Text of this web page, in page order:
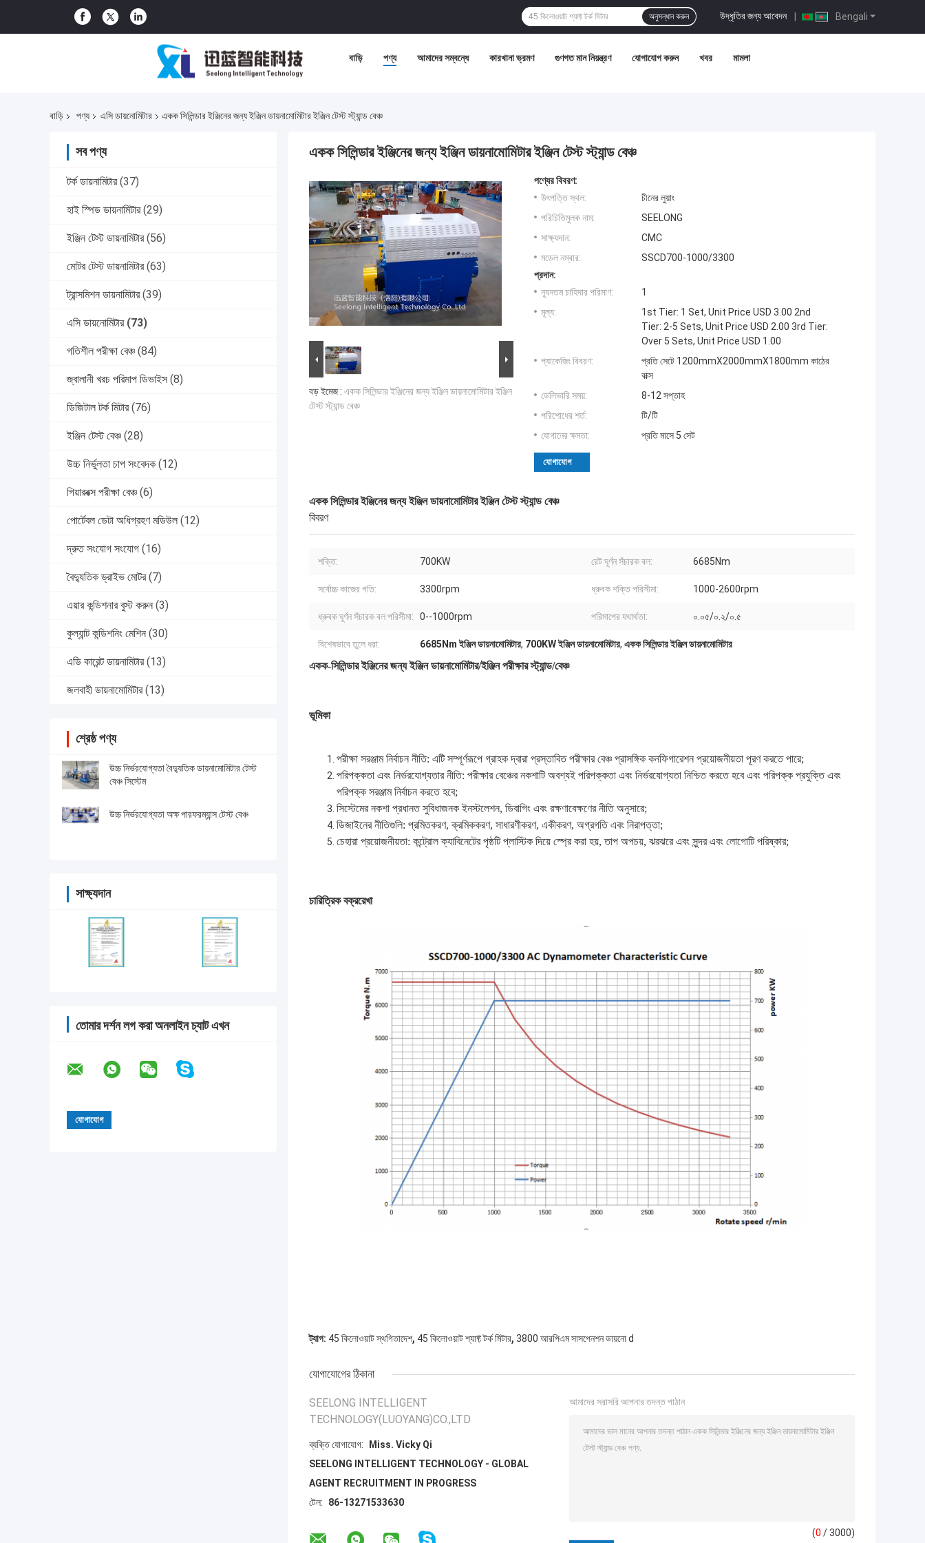
Bengali
উদ্ধৃতির জন্য আবেদন |
অনুসন্ধান করুন
বাড়ি পণ্য আমাদের সম্বন্ধে কারখানা ভ্রমণ গুণগত মান নিয়ন্ত্রণ যোগাযোগ করুন খবর মামলা
বাড়ি পণ্য এসি ডায়নোমিটার একক সিলিন্ডার ইঞ্জিনের জন্য ইঞ্জিন ডায়নামোমিটার ইঞ্জিন টেস্ট স্ট্যান্ড বেঞ্চ
সব পণ্য
টর্ক ডায়নামিটার (37)
হাই স্পিড ডায়নামিটার (29)
ইঞ্জিন টেস্ট ডায়নামিটার (56)
মোটর টেস্ট ডায়নামিটার (63)
ট্রান্সমিশন ডায়নামিটার (39)
এসি ডায়নোমিটার (73)
গতিশীল পরীক্ষা বেঞ্চ (84)
জ্বালানী খরচ পরিমাপ ডিভাইস (8)
ডিজিটাল টর্ক মিটার (76)
ইঞ্জিন টেস্ট বেঞ্চ (28)
উচ্চ নির্ভুলতা চাপ সংবেদক (12)
গিয়ারবক্স পরীক্ষা বেঞ্চ (6)
পোর্টেবল ডেটা অধিগ্রহণ মডিউল (12)
দ্রুত সংযোগ সংযোগ (16)
বৈদ্যুতিক ড্রাইভ মোটর (7)
এয়ার কন্ডিশনার বুস্ট করুন (3)
কুল্যান্ট কন্ডিশনিং মেশিন (30)
এডি কারেন্ট ডায়নামিটার (13)
জলবাহী ডায়নামোমিটার (13)
শ্রেষ্ঠ পণ্য
উচ্চ নির্ভরযোগ্যতা বৈদ্যুতিক ডায়নামোমিটার টেস্ট
বেঞ্চ সিস্টেম
উচ্চ নির্ভরযোগ্যতা অক্ষ পারফরম্যান্স টেস্ট বেঞ্চ
সাক্ষ্যদান
তোমার দর্শন লগ করা অনলাইন চ্যাট এখন
একক সিলিন্ডার ইঞ্জিনের জন্য ইঞ্জিন ডায়নামোমিটার ইঞ্জিন টেস্ট স্ট্যান্ড বেঞ্চ
বড় ইমেজ : একক সিলিন্ডার ইঞ্জিনের জন্য ইঞ্জিন ডায়নামোমিটার ইঞ্জিন
টেস্ট স্ট্যান্ড বেঞ্চ
পণ্যের বিবরণ:
উৎপত্তি স্থল:
চীনের লুয়াং
পরিচিতিমুলক নাম:
SEELONG
সাক্ষ্যদান:
CMC
মডেল নম্বার:
SSCD700-1000/3300
প্রদান:
ন্যূনতম চাহিদার পরিমাণ:
1
মূল্য:
1st Tier: 1 Set, Unit Price USD 3.00 2nd
Tier: 2-5 Sets, Unit Price USD 2.00 3rd Tier:
Over 5 Sets, Unit Price USD 1.00
প্যাকেজিং বিবরণ:
প্রতি সেটে 1200mmX2000mmX1800mm কাঠের
বাক্স
ডেলিভারি সময়:
8-12 সপ্তাহ
পরিশোধের শর্ত:
টি/টি
যোগানের ক্ষমতা:
প্রতি মাসে 5 সেট
যোগাযোগ
একক সিলিন্ডার ইঞ্জিনের জন্য ইঞ্জিন ডায়নামোমিটার ইঞ্জিন টেস্ট স্ট্যান্ড বেঞ্চ
বিবরণ
শক্তি: 700KW রেট ঘূর্ণন সঁচারক বল: 6685Nm
সর্বোচ্চ কাজের গতি: 3300rpm ধ্রুবক শক্তি পরিসীমা: 1000-2600rpm
ধ্রুবক ঘূর্ণন সঁচারক বল পরিসীমা: 0--1000rpm পরিমাপের যথার্থতা: ০.০৫/০.২/০.৫
বিশেষভাবে তুলে ধরা: 6685Nm ইঞ্জিন ডায়নামোমিটার, 700KW ইঞ্জিন ডায়নামোমিটার, একক সিলিন্ডার ইঞ্জিন ডায়নামোমিটার
একক-সিলিন্ডার ইঞ্জিনের জন্য ইঞ্জিন ডায়নামোমিটার/ইঞ্জিন পরীক্ষার স্ট্যান্ড/বেঞ্চ
ভূমিকা
পরীক্ষা সরঞ্জাম নির্বাচন নীতি: এটি সম্পূর্ণরূপে গ্রাহক দ্বারা প্রস্তাবিত পরীক্ষার বেঞ্চ প্রাসঙ্গিক কনফিগারেশন প্রয়োজনীয়তা পূরণ করতে পারে;
পরিপক্কতা এবং নির্ভরযোগ্যতার নীতি: পরীক্ষার বেঞ্চের নকশাটি অবশ্যই পরিপক্কতা এবং নির্ভরযোগ্যতা নিশ্চিত করতে হবে এবং পরিপক্ক প্রযুক্তি এবং
পরিপক্ক সরঞ্জাম নির্বাচন করতে হবে;
সিস্টেমের নকশা প্রধানত সুবিধাজনক ইনস্টলেশন, ডিবাগিং এবং রক্ষণাবেক্ষণের নীতি অনুসারে;
ডিজাইনের নীতিগুলি: প্রমিতকরণ, ক্রমিককরণ, সাধারণীকরণ, একীকরণ, অগ্রগতি এবং নিরাপত্তা;
চেহারা প্রয়োজনীয়তা: কন্ট্রোল ক্যাবিনেটের পৃষ্ঠটি প্লাস্টিক দিয়ে স্প্রে করা হয়, তাপ অপচয়, ঝরঝরে এবং সুন্দর এবং লোগোটি পরিষ্কার;
চারিত্রিক বক্ররেখা
ট্যাগ: 45 কিলোওয়াট স্থগিতাদেশ, 45 কিলোওয়াট শ্যাফ্ট টর্ক মিটার, 3800 আরপিএম সাসপেনশন ডায়নো d
যোগাযোগের ঠিকানা
SEELONG INTELLIGENT
TECHNOLOGY(LUOYANG)CO.,LTD
ব্যক্তি যোগাযোগ:
Miss. Vicky Qi
SEELONG INTELLIGENT TECHNOLOGY - GLOBAL
AGENT RECRUITMENT IN PROGRESS
টেল:
86-13271533630
আমাদের সরাসরি আপনার তদন্ত পাঠান
(0 / 3000)